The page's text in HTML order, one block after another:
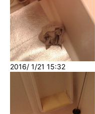
2016/ 1/21 15:32